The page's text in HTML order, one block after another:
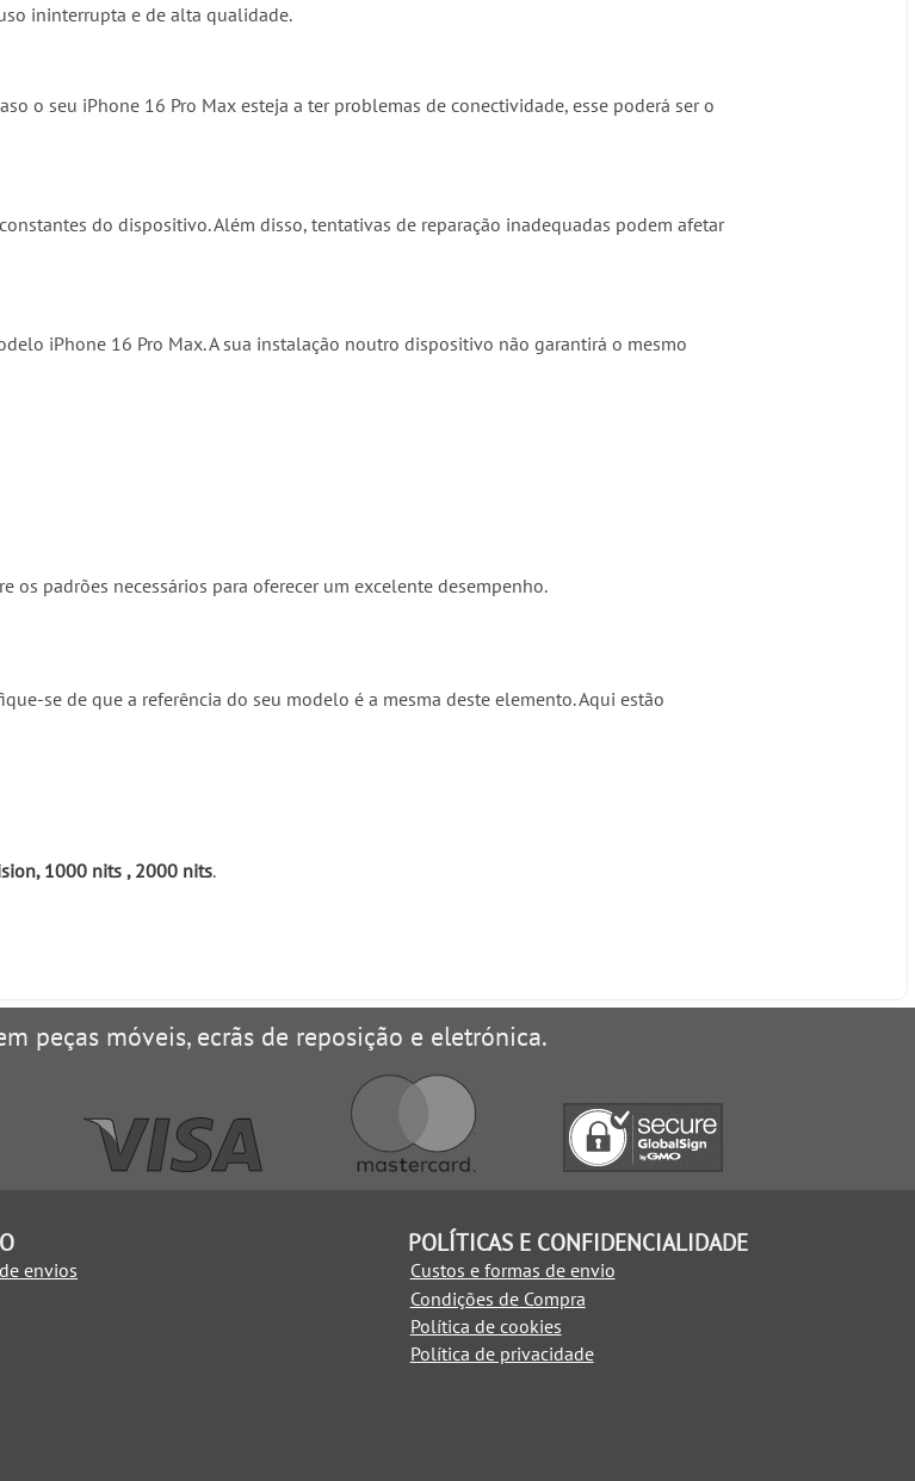
ininterrupta e de alta qualidade.
o seu iPhone 16 Pro Max esteja a ter problemas de conectividade, esse poderá ser o
do dispositivo. Além disso, tentativas de reparação inadequadas podem afetar
iPhone 16 Pro Max. A sua instalação noutro dispositivo não garantirá o mesmo
os padrões necessários para oferecer um excelente desempenho.
se de que a referência do seu modelo é a mesma deste elemento. Aqui estão
1000 nits , 2000 nits.
peças móveis, ecrãs de reposição e eletrónica.
envios
POLÍTICAS E CONFIDENCIALIDADE
Custos e formas de envio
Condições de Compra
Política de cookies
Política de privacidade